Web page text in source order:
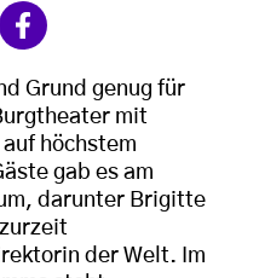
Grund genug für
mit
höchstem
gab es am
darunter Brigitte
der Welt. Im